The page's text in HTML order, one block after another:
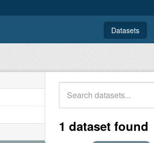
Datasets
1 dataset found